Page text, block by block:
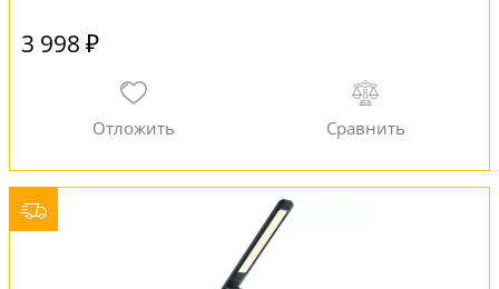
3 998 ₽